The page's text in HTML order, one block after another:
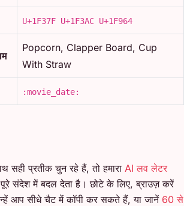
U+1F37F U+1F3AC U+1F964
Popcorn, Clapper Board, Cup
With Straw
:movie_date:
सही प्रतीक चुन रहे हैं, तो हमारा AI लव लेटर
संदेश में बदल देता है। छोटे के लिए, ब्राउज़ करें
आप सीधे चैट में कॉपी कर सकते हैं, या जानें 60 से